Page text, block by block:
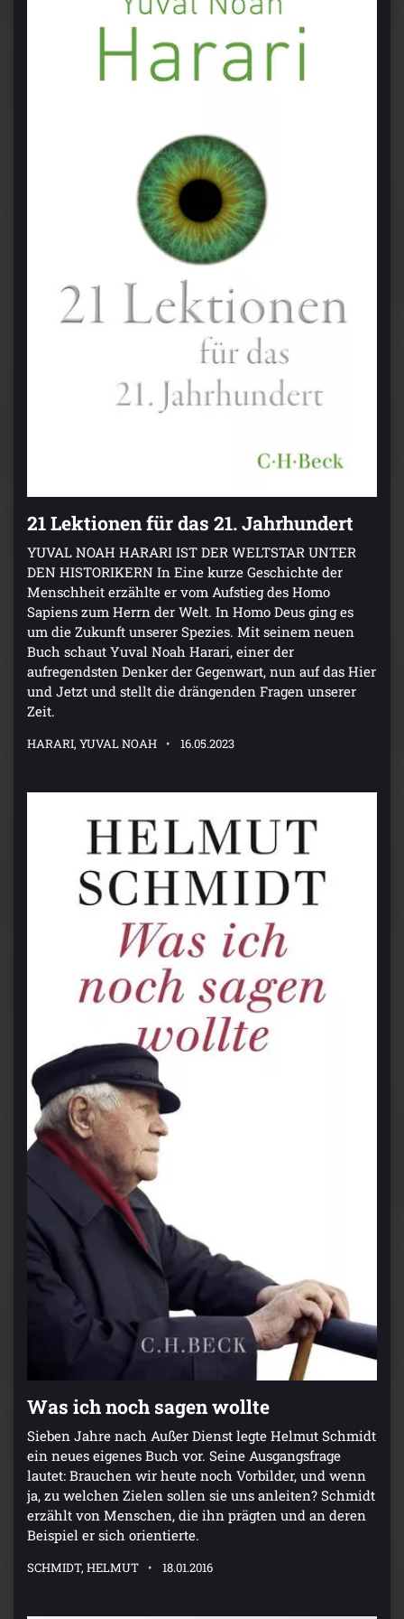
21 Lektionen für das 21. Jahrhundert
YUVAL NOAH HARARI IST DER WELTSTAR UNTER
DEN HISTORIKERN In Eine kurze Geschichte der
Menschheit erzählte er vom Aufstieg des Homo
Sapiens zum Herrn der Welt. In Homo Deus ging es
um die Zukunft unserer Spezies. Mit seinem neuen
Buch schaut Yuval Noah Harari, einer der
aufregendsten Denker der Gegenwart, nun auf das Hier
und Jetzt und stellt die drängenden Fragen unserer
Zeit.
HARARI, YUVAL NOAH 16.05.2023
Was ich noch sagen wollte
Sieben Jahre nach Außer Dienst legte Helmut Schmidt
ein neues eigenes Buch vor. Seine Ausgangsfrage
lautet: Brauchen wir heute noch Vorbilder, und wenn
ja, zu welchen Zielen sollen sie uns anleiten? Schmidt
erzählt von Menschen, die ihn prägten und an deren
Beispiel er sich orientierte.
SCHMIDT, HELMUT 18.01.2016